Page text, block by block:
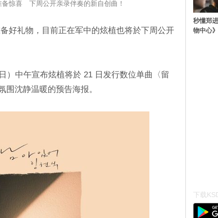
惊喜 下周公开亲录伴奏的新自创曲！
好礼物，目前正在军中的炫植也将於下周公开
）中午宣布炫植将於 21 日发行数位单曲〈留
沈静温暖的预告海报。
秒懂郑
物中心
下载